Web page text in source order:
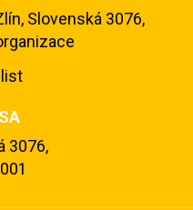
Slovenská 3076,
3076,